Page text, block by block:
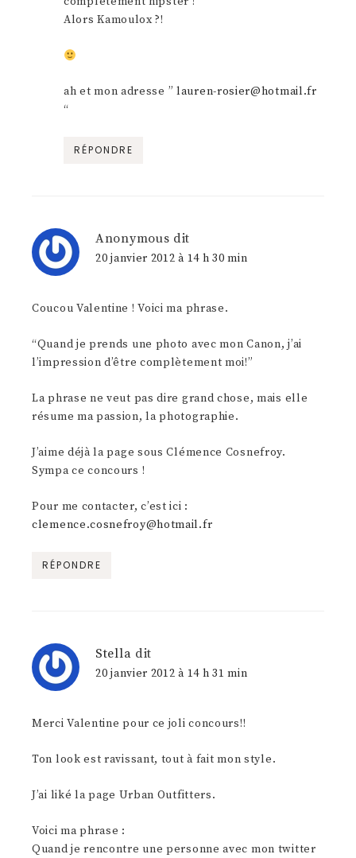
Alors Kamoulox ?!
ah et mon adresse ” lauren-rosier@hotmail.fr
“
RÉPONDRE
Anonymous dit
20 janvier 2012 à 14 h 30 min
Coucou Valentine ! Voici ma phrase.
“Quand je prends une photo avec mon Canon, j’ai
l’impression d’être complètement moi!”
La phrase ne veut pas dire grand chose, mais elle
résume ma passion, la photographie.
J’aime déjà la page sous Clémence Cosnefroy.
Sympa ce concours !
Pour me contacter, c’est ici :
clemence.cosnefroy@hotmail.fr
RÉPONDRE
Stella dit
20 janvier 2012 à 14 h 31 min
Merci Valentine pour ce joli concours!!
Ton look est ravissant, tout à fait mon style.
J’ai liké la page Urban Outfitters.
Voici ma phrase :
Quand je rencontre une personne avec mon twitter